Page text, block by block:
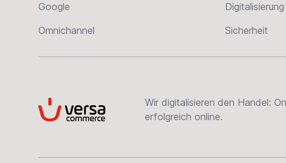
Google
Omnichannel
Digitalisierung
Sicherheit
VersaCommerce
Wir digitalisieren den Handel:
erfolgreich online.